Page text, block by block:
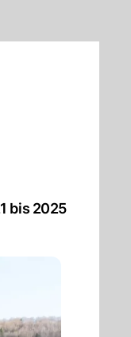
bis 2025